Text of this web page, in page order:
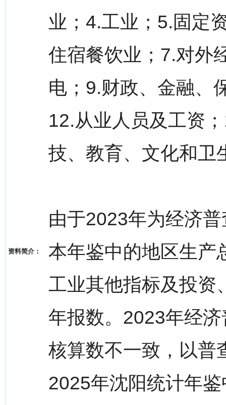
资料简介：
业；4.工业；5.固定
住宿餐饮业；7.对外
电；9.财政、金融、
12.从业人员及工资
技、教育、文化和卫
由于2023年为经济
本年鉴中的地区生产
工业其他指标及投资
年报数。2023年经
核算数不一致，以普
2025年沈阳统计年